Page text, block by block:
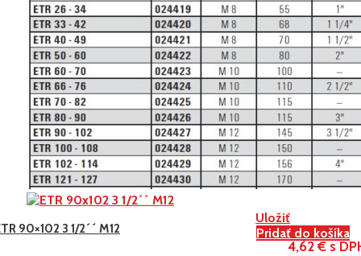
Uložiť
Pridať do košíka
90×102 3 1/2´´ M12
4,62 € s